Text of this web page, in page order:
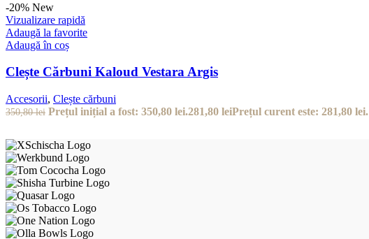
-20% New
Vizualizare rapidă
Adaugă la favorite
Adaugă în coș
Clește Cărbuni Kaloud Vestara Argis
Accesorii, Clește cărbuni
350,80lei Prețul inițial a fost: 350,80 lei.281,80 leiPrețul curent este: 281,80 lei.